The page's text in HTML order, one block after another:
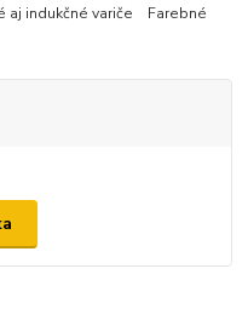
aj indukčné variče Farebné